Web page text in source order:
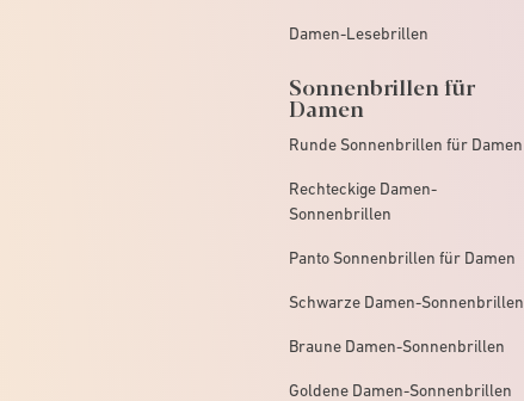
Damen-Lesebrillen
Sonnenbrillen für
Damen
Runde Sonnenbrillen für Damen
Rechteckige Damen-
Sonnenbrillen
Panto Sonnenbrillen für Damen
Schwarze Damen-Sonnenbrillen
Braune Damen-Sonnenbrillen
Goldene Damen-Sonnenbrillen